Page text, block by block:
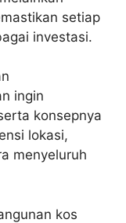
setiap
investasi.
ingin
konsepnya
lokasi,
menyeluruh
kos